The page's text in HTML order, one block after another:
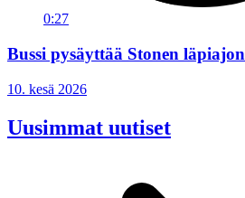
0:27
Bussi pysäyttää Stonen läpiajon
10. kesä 2026
Uusimmat uutiset